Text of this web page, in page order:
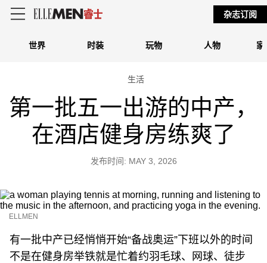
世界 时装 玩物 人物 家
杂志订阅
生活
第一批五一出游的中产，
在酒店健身房练爽了
发布时间: MAY 3, 2026
ELLMEN
有一批中产已经悄悄开始“备战奥运”下班以外的时间
不是在健身房举铁就是忙着约羽毛球、网球、徒步